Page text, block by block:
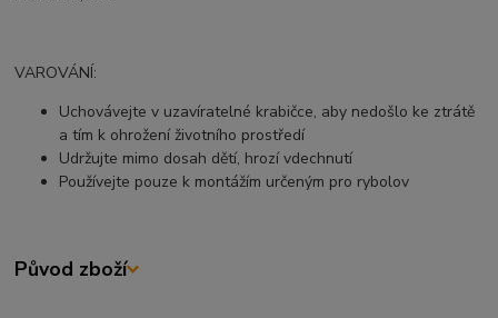
VAROVÁNÍ:
Uchovávejte v uzavíratelné krabičce, aby nedošlo ke ztrátě
a tím k ohrožení životního prostředí
Udržujte mimo dosah dětí, hrozí vdechnutí
Používejte pouze k montážím určeným pro rybolov
Původ zboží